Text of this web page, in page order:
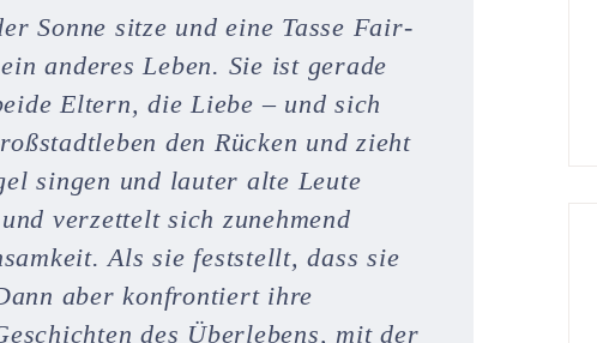
Sonne sitze und eine Tasse Fair-
anderes Leben. Sie ist gerade
Eltern, die Liebe – und sich
den Rücken und zieht
singen und lauter alte Leute
verzettelt sich zunehmend
Als sie feststellt, dass sie
aber konfrontiert ihre
des Überlebens, mit der